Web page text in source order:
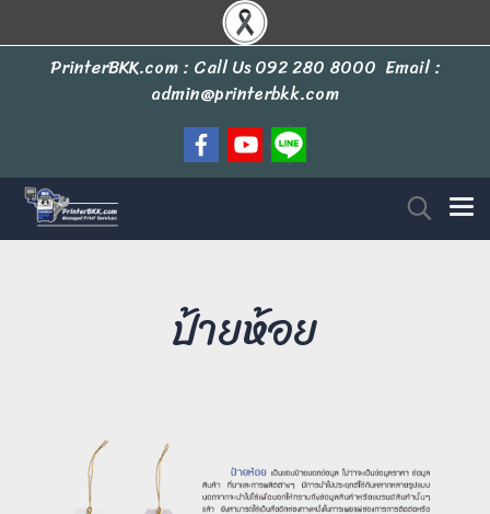
PrinterBKK.com : Call Us092 280 8000 Email :
admin@printerbkk.com
ป้ายห้อย